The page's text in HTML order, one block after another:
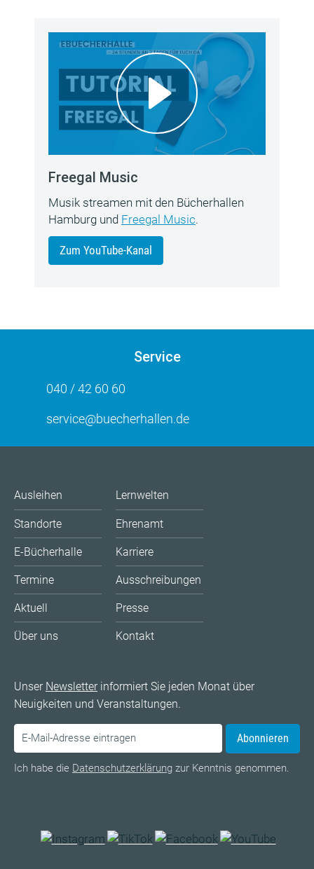
Freegal Music
Musik streamen mit den Bücherhallen
Hamburg und Freegal Music.
Zum YouTube-Kanal
Service
040 / 42 60 60
service@buecherhallen.de
Ausleihen
Standorte
E-Bücherhalle
Termine
Aktuell
Über uns
Lernwelten
Ehrenamt
Karriere
Ausschreibungen
Presse
Kontakt
Unser Newsletterinformiert Sie jeden Monat über
Neuigkeiten und Veranstaltungen.
Abonnieren
Ich habe die Datenschutzerklärung zur Kenntnis genommen.